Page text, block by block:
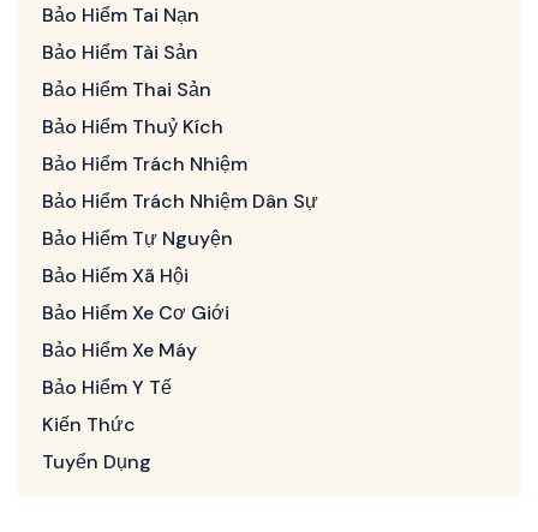
Bảo Hiểm Tai Nạn
Bảo Hiểm Tài Sản
Bảo Hiểm Thai Sản
Bảo Hiểm Thuỷ Kích
Bảo Hiểm Trách Nhiệm
Bảo Hiểm Trách Nhiệm Dân Sự
Bảo Hiểm Tự Nguyện
Bảo Hiểm Xã Hội
Bảo Hiểm Xe Cơ Giới
Bảo Hiểm Xe Máy
Bảo Hiểm Y Tế
Kiến Thức
Tuyển Dụng